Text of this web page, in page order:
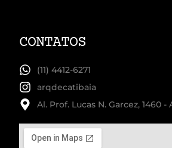
CONTATOS
(11) 4412-6271
arqdecatibaia
Al. Prof. Lucas N. Garcez, 1460 -